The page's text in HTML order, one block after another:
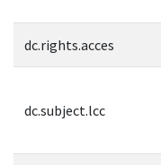
dc.rights.acces
dc.subject.lcc